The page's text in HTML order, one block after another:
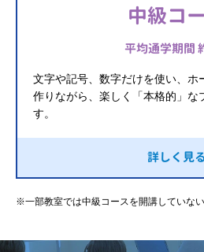
中級コ
平均通学期間
文字や記号、数字だけを使い、ホ
作りながら、楽しく「本格的」な
す。
詳しく見る
※一部教室では中級コースを開講していない